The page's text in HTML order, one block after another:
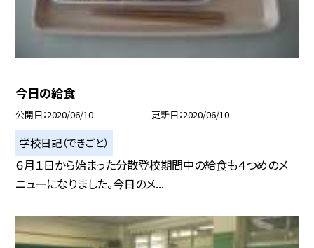
今日の給食
公開日 2020/06/10 更新日 2020/06/10
学校日記（できごと）
６月１日から始まった分散登校期間中の給食も４つめのメ
ニューになりました。今日のメ...